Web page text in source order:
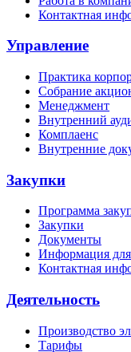
Контактная
Управление
Практика
Собрание
Менеджмент
Внутренний
Комплаенс
Внутренние
Закупки
Программа
Закупки
Документы
Информация
Контактная
Деятельность
Производство
Тарифы